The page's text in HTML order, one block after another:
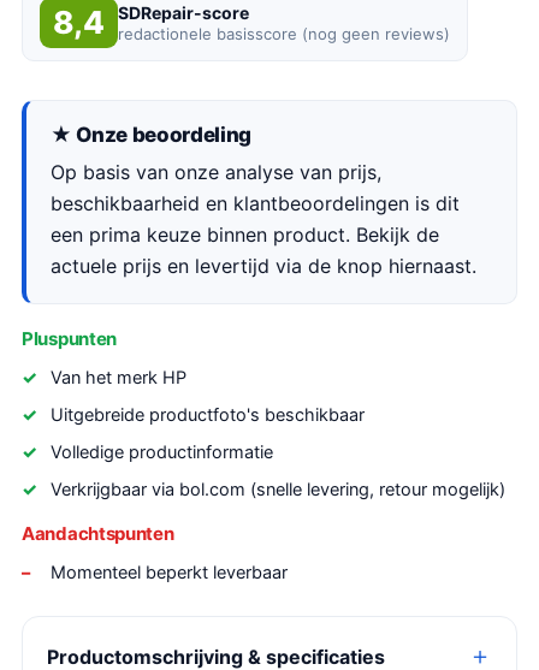
8,4 SDRepair-score
redactionele basisscore (nog geen reviews)
★ Onze beoordeling
Op basis van onze analyse van prijs,
beschikbaarheid en klantbeoordelingen is dit
een prima keuze binnen product. Bekijk de
actuele prijs en levertijd via de knop hiernaast.
Pluspunten
Van het merk HP
Uitgebreide productfoto's beschikbaar
Volledige productinformatie
Verkrijgbaar via bol.com (snelle levering, retour mogelijk)
Aandachtspunten
Momenteel beperkt leverbaar
Productomschrijving & specificaties